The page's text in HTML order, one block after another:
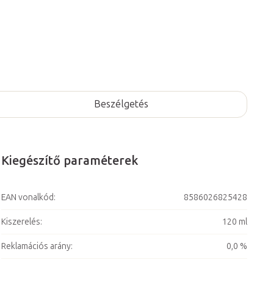
Beszélgetés
Kiegészítő paraméterek
EAN vonalkód: 8586026825428
Kiszerelés: 120 ml
Reklamációs arány: 0,0 %